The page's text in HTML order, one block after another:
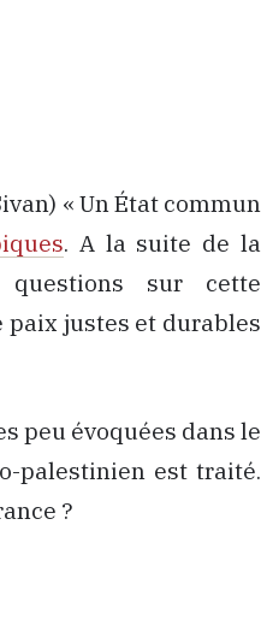
« Un État commun
. A la suite de la
sur cette
justes et durables
peu évoquées dans le
palestinien est traité.
?